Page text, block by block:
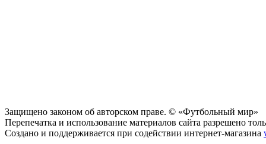
Защищено законом об авторском праве. © «Футбольный мир»
Перепечатка и использование материалов сайта разрешено
Создано и поддерживается при содействии интернет-магазина